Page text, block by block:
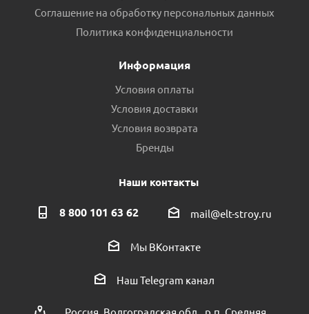
Соглашение на обработку персональных данных
Политика конфиденциальности
Информация
Условия оплаты
Условия доставки
Условия возврата
Бренды
Наши контакты
8 800 101 63 62 mail@elt-stroy.ru
Мы ВКонтакте
Наш Telegram канал